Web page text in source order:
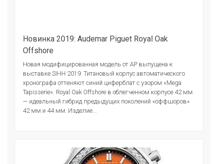
Новинка 2019: Audemar Piguet Royal Oak
Offshore
Новая модифицированная модель от АР выпущена к
выставке SIHH 2019. Титановый корпус автоматического
хронографа оттеняют синий циферблат с узором «Mega
Tapisserie». Royal Oak Offshore в облегченном корпусе 42 мм
— идеальный гибрид предыдущих поколений «оффшоров»
42 мм и 44 мм. Изделие...